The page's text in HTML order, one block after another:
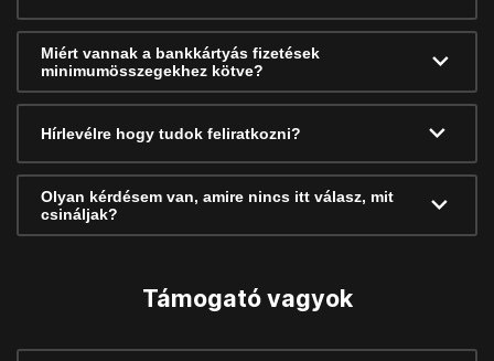
Miért vannak a bankkártyás fizetések
minimumösszegekhez kötve?
Hírlevélre hogy tudok feliratkozni?
Olyan kérdésem van, amire nincs itt válasz, mit
csináljak?
Támogató vagyok